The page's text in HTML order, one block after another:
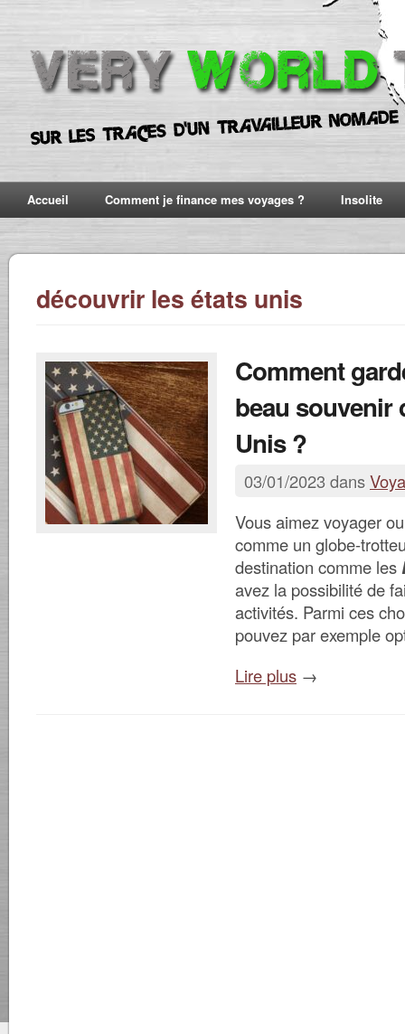
Accueil Comment je finance mes voyages ? Insolite
découvrir les états unis
Comment
beau souvenir
Unis ?
03/01/2023 dans
Vous aimez voyager
comme un globe-
destination comme les
avez la possibilité de
activités. Parmi ces
pouvez par exemple
Lire plus →